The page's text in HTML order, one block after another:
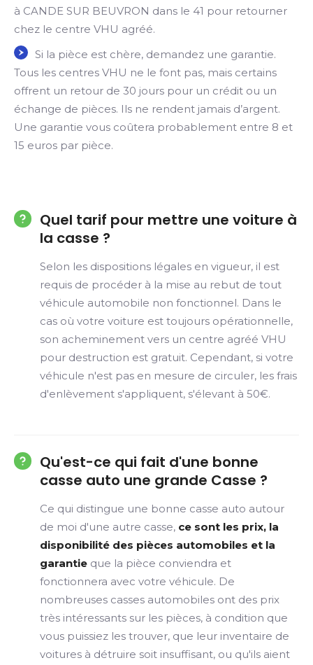
à CANDE SUR BEUVRON dans le 41 pour retourner
chez le centre VHU agréé.
Si la pièce est chère, demandez une garantie.
Tous les centres VHU ne le font pas, mais certains
offrent un retour de 30 jours pour un crédit ou un
échange de pièces. Ils ne rendent jamais d’argent.
Une garantie vous coûtera probablement entre 8 et
15 euros par pièce.
Quel tarif pour mettre une voiture à
la casse ?
Selon les dispositions légales en vigueur, il est
requis de procéder à la mise au rebut de tout
véhicule automobile non fonctionnel. Dans le
cas où votre voiture est toujours opérationnelle,
son acheminement vers un centre agréé VHU
pour destruction est gratuit. Cependant, si votre
véhicule n'est pas en mesure de circuler, les frais
d'enlèvement s'appliquent, s'élevant à 50€.
Qu'est-ce qui fait d'une bonne
casse auto une grande Casse ?
Ce qui distingue une bonne casse auto autour
de moi d'une autre casse, ce sont les prix, la
disponibilité des pièces automobiles et la
garantie que la pièce conviendra et
fonctionnera avec votre véhicule. De
nombreuses casses automobiles ont des prix
très intéressants sur les pièces, à condition que
vous puissiez les trouver, que leur inventaire de
voitures à détruire soit insuffisant, ou qu'ils aient